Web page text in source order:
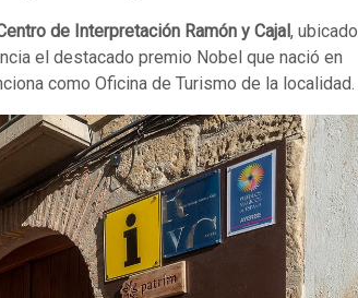
de Interpretación Ramón y Cajal,
el destacado premio Nobel que nació en
como Oficina de Turismo de la localidad.